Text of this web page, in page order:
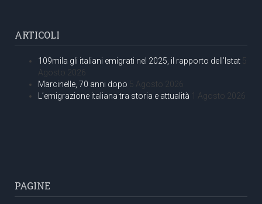
ARTICOLI
109mila gli italiani emigrati nel 2025, il rapporto dell’Istat 5
Agosto 2026
Marcinelle, 70 anni dopo 5 Agosto 2026
L’emigrazione italiana tra storia e attualità 1 Agosto 2026
PAGINE